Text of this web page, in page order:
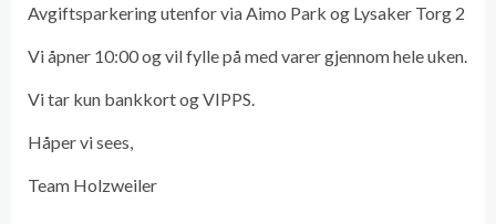
Avgiftsparkering utenfor via Aimo Park og Lysaker Torg 2
Vi åpner 10:00 og vil fylle på med varer gjennom hele uken.
Vi tar kun bankkort og VIPPS.
Håper vi sees,
Team Holzweiler